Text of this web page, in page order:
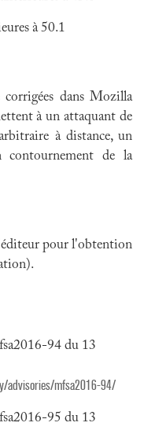
à 50.1
dans Mozilla
à un attaquant de
à distance, un
de la
pour l'obtention
94 du 13
advisories/mfsa2016-94/
95 du 13